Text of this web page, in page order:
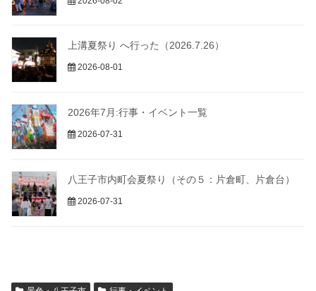
上溝夏祭り へ行った（2026.7.26）
2026-08-01
2026年7月:行事・イベント一覧
2026-07-31
八王子市内町会夏祭り（その５：片倉町、片倉台）
2026-07-31